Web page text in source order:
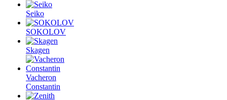
Seiko
SOKOLOV
Skagen
Vacheron
Constantin